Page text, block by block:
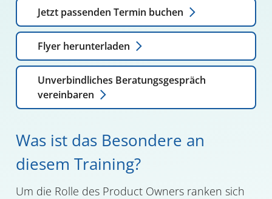
Jetzt passenden Termin buchen
Flyer herunterladen
Unverbindliches Beratungsgespräch
vereinbaren
Was ist das Besondere an
diesem Training?
Um die Rolle des Product Owners ranken sich